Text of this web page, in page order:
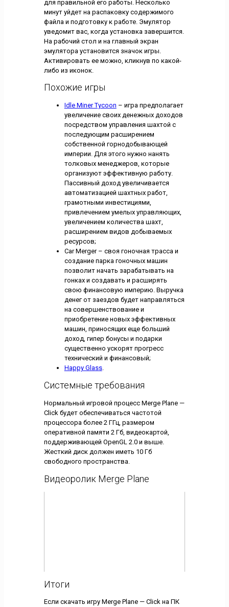
для правильной его работы. Несколько
минут уйдет на распаковку содержимого
файла и подготовку к работе. Эмулятор
уведомит вас, когда установка завершится.
На рабочий стол и на главный экран
эмулятора установится значок игры.
Активировать ее можно, кликнув по какой-
либо из иконок.
Похожие игры
Idle Miner Tycoon – игра предполагает
увеличение своих денежных доходов
посредством управления шахтой с
последующим расширением
собственной горнодобывающей
империи. Для этого нужно нанять
толковых менеджеров, которые
организуют эффективную работу.
Пассивный доход увеличивается
автоматизацией шахтных работ,
грамотными инвестициями,
привлечением умелых управляющих,
увеличением количества шахт,
расширением видов добываемых
ресурсов;
Car Merger – своя гоночная трасса и
создание парка гоночных машин
позволит начать зарабатывать на
гонках и создавать и расширять
свою финансовую империю. Выручка
денег от заездов будет направляться
на совершенствование и
приобретение новых эффективных
машин, приносящих еще больший
доход, гипер бонусы и подарки
существенно ускорят прогресс
технический и финансовый;
Happy Glass.
Системные требования
Нормальный игровой процесс Merge Plane —
Click будет обеспечиваться частотой
процессора более 2 ГГц, размером
оперативной памяти 2 Гб, видеокартой,
поддерживающей OpenGL 2.0 и выше.
Жесткий диск должен иметь 10 Гб
свободного пространства.
Видеоролик Merge Plane
Итоги
Если скачать игру Merge Plane — Click на ПК